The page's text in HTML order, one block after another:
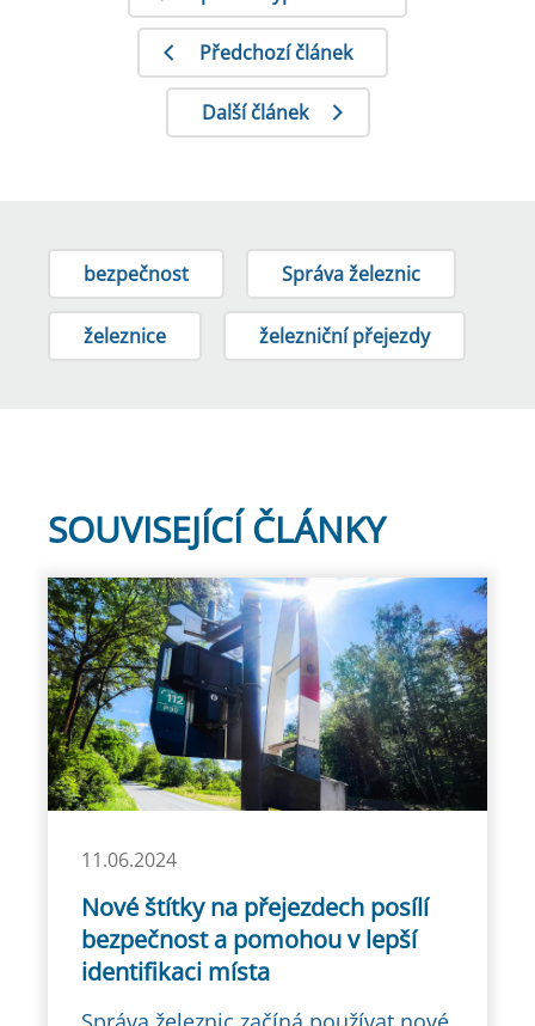
Předchozí článek
Další článek
bezpečnost Správa železnic
železnice železniční přejezdy
SOUVISEJÍCÍ ČLÁNKY
11.06.2024
Nové štítky na přejezdech posílí
bezpečnost a pomohou v lepší
identifikaci místa